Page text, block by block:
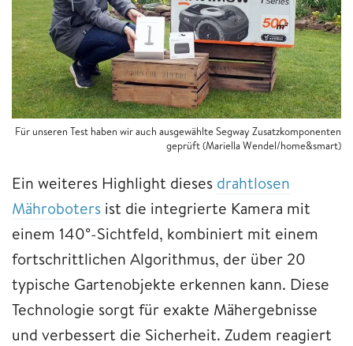
Für unseren Test haben wir auch ausgewählte Segway Zusatzkomponenten
geprüft (Mariella Wendel/home&smart)
Ein weiteres Highlight dieses drahtlosen
Mähroboters ist die integrierte Kamera mit
einem 140°-Sichtfeld, kombiniert mit einem
fortschrittlichen Algorithmus, der über 20
typische Gartenobjekte erkennen kann. Diese
Technologie sorgt für exakte Mähergebnisse
und verbessert die Sicherheit. Zudem reagiert